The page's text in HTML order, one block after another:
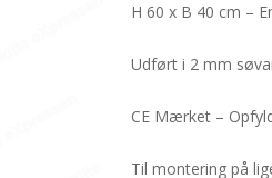
H 60 x B 40 cm –
Udført i 2 mm
CE Mærket –
Til montering på